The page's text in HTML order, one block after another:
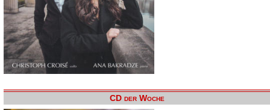
CD der Woche